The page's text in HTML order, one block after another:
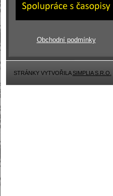
Obchodní podmínky
STRÁNKY VYTVOŘILASIMPLIA S.R.O.